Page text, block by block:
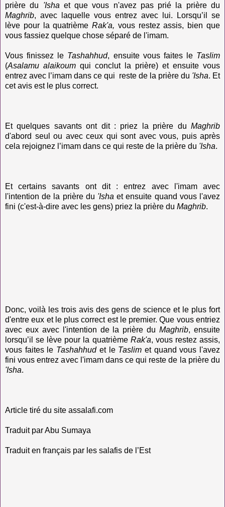
prière du 'Isha et que vous n'avez pas prié la prière du
Maghrib, avec laquelle vous entrez avec lui. Lorsqu’il se
lève pour la quatrièmeRak'a, vous restez assis, bien que
vous fassiez quelque chose séparé de l'imam.
Vous finissez le Tashahhud, ensuite vous faites le Taslim
(Asalamu alaikoum qui conclut la prière) et ensuite vous
entrez avec l’imam dans ce qui reste de la prière du 'Isha. Et
cet avis est le plus correct.
Et quelques savants ont dit : priez la prière du Maghrib
d'abord seul ou avec ceux qui sont avec vous, puis après
cela rejoignez l’imam dans ce qui reste de la prière du 'Isha.
Et certains savants ont dit : entrez avec l'imam avec
l'intention de la prière du 'Isha et ensuite quand vous l'avez
fini (c'est-à-dire avec les gens) priez la prière du Maghrib.
Donc, voilà les trois avis des gens de science et le plus fort
d'entre eux et le plus correct est le premier. Que vous entriez
avec eux avec l'intention de la prière duMaghrib, ensuite
lorsqu’il se lève pour la quatrième Rak'a, vous restez assis,
vous faites le Tashahhudet le Taslim et quand vous l'avez
fini vous entrez avec l'imam dans ce qui reste de la prière du
'Isha.
Article tiré du site assalafi.com
Traduit par Abu Sumaya
Traduit en français par les salafis de l’Est